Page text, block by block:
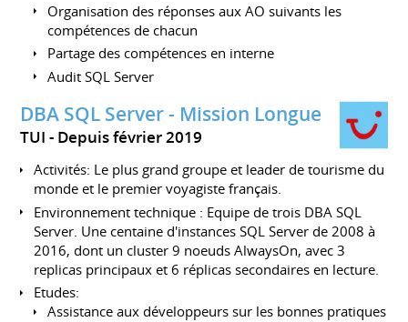
Organisation des réponses aux AO suivants les
compétences de chacun
Partage des compétences en interne
Audit SQL Server
DBA SQL Server - Mission Longue
TUI Depuis février 2019
Activités: Le plus grand groupe et leader de tourisme du
monde et le premier voyagiste français.
Environnement technique : Equipe de trois DBA SQL
Server. Une centaine d'instances SQL Server de 2008 à
2016, dont un cluster 9 noeuds AlwaysOn, avec 3
replicas principaux et 6 réplicas secondaires en lecture.
Etudes:
Assistance aux développeurs sur les bonnes pratiques